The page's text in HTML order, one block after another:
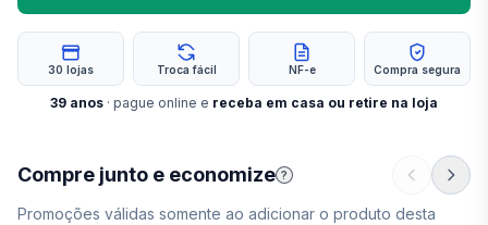
Compre junto e economize ?
Promoções válidas somente ao adicionar o produto desta
30 lojas Troca fácil NF-e Compra segura
39 anos · pague online e receba em casa ou retire na loja